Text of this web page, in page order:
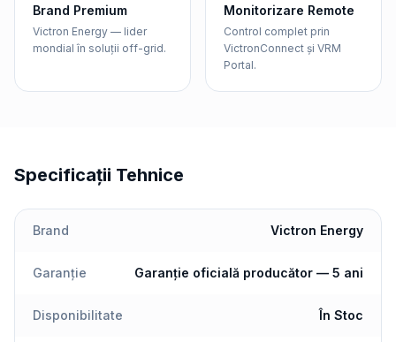
Brand Premium
Victron Energy — lider
mondial în soluții off-grid.
Monitorizare Remote
Control complet prin
VictronConnect și VRM
Portal.
Specificații Tehnice
Brand Victron Energy
Garanție Garanție oficială producător — 5 ani
Disponibilitate În Stoc